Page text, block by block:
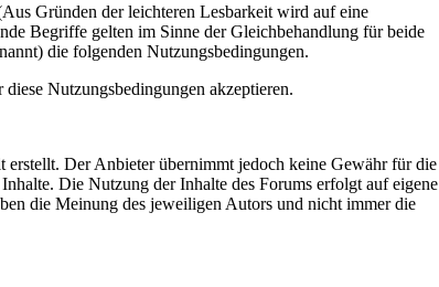
Gründen der leichteren Lesbarkeit wird auf eine
Begriffe gelten im Sinne der Gleichbehandlung für beide
die folgenden Nutzungsbedingungen.
Nutzungsbedingungen akzeptieren.
Der Anbieter übernimmt jedoch keine Gewähr für die
Die Nutzung der Inhalte des Forums erfolgt auf eigene
die Meinung des jeweiligen Autors und nicht immer die